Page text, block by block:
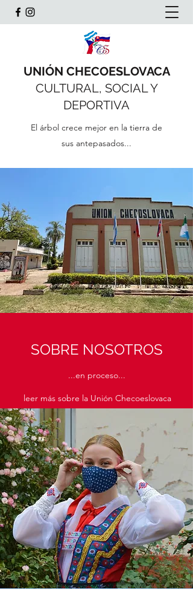
UNIÓN CHECOESLOVACA
CULTURAL, SOCIAL Y
DEPORTIVA
El árbol crece mejor en la tierra de
sus antepasados...
SOBRE NOSOTROS
...en proceso...
leer más sobre la Unión Checoeslovaca